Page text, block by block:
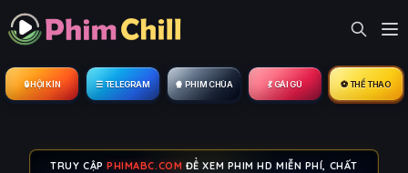
🔒︎ HỘI KÍN ☰ TELEGRAM 🍿 PHIM CHÙA 💃 GÁI GÚ ⚽ THỂ THAO
TRUY CẬPPHIMABC.COM ĐỂ XEM PHIM HD MIỄN PHÍ, CHẤT